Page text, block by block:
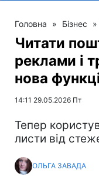
Головна » Бізнес »
Читати
реклами і
нова
14:11 29.05.2026 Пт
Тепер
листи від
ОЛЬГА ЗАВАДА